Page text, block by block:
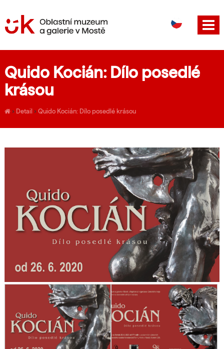
EN
Quido Kocián: Dílo posedlé
krásou
› Detail › Quido Kocián: Dílo posedlé krásou